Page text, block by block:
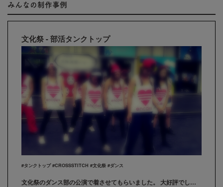
みんなの制作事例
文化祭 - 部活タンクトップ
#タンクトップ #CROSSSTITCH #文化祭 #ダンス
文化祭のダンス部の公演で着させてもらいました。 大好評でした。ありがとうございました(。・・。)